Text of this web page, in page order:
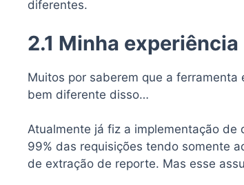
diferentes.
2.1 Minha
Muitos por saberem que a
bem diferente disso…
Atualmente já fiz a implementação
99% das requisições tendo somente
de extração de reporte. Mas esse